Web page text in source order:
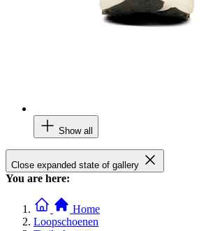
Show all
Close expanded state of gallery
You are here:
Home
Loopschoenen